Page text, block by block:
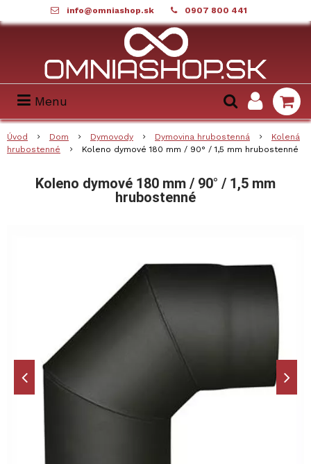
info@omniashop.sk 0907 800 441
Menu
Úvod Dom Dymovody Dymovina hrubostenná
Kolená
hrubostenné
Koleno dymové 180 mm / 90° / 1,5 mm hrubostenné
Koleno dymové 180 mm / 90° / 1,5 mm
hrubostenné